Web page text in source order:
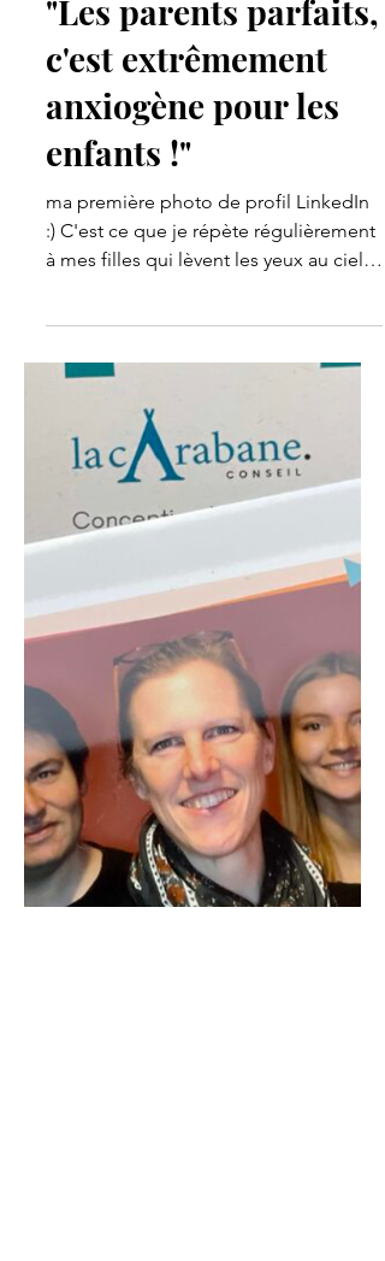
8 juil. 2025 1 min de lecture
"Les parents parfaits,
c'est extrêmement
anxiogène pour les
enfants !"
ma première photo de profil LinkedIn
à mes filles qui lèvent les yeux au ciel.